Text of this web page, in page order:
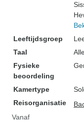
Leeftijdsgroep
Taal
Fysieke
beoordeling
Kamertype
Reisorganisatie
Vanaf